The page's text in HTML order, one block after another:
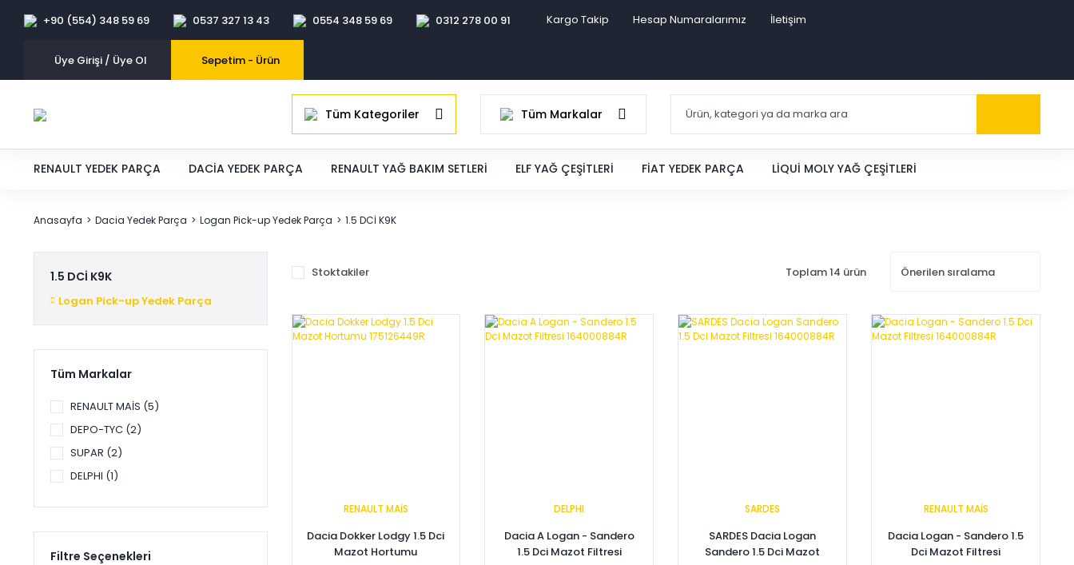
+90 (554) 348 59 69 0537 327 13 43 0554 348 59 69 0312 278 00 91 Kargo Takip Hesap Numaralarımız İletişim
Üye Girişi / Üye Ol Sepetim - Ürün
Tüm Kategoriler Tüm Markalar
RENAULT YEDEK PARÇA DACIA YEDEK PARÇA RENAULT YAĞ BAKIM SETLERI ELF YAĞ ÇEŞITLERI FIAT YEDEK PARÇA LIQUI MOLY YAĞ ÇEŞITLERI
Anasayfa Dacia Yedek Parça Logan Pick-up Yedek Parça 1.5 DCİ K9K
1.5 DCİ K9K
Logan Pick-up Yedek Parça
Tüm Markalar
RENAULT MAİS (5)
DEPO-TYC (2)
SUPAR (2)
DELPHI (1)
Filtre Seçenekleri
Stoktakiler Toplam 14 ürün
RENAULT MAİS
Dacia Dokker Lodgy 1.5 Dci
Mazot Hortumu
DELPHI
Dacia A Logan - Sandero
1.5 Dci Mazot Filtresi
SARDES
SARDES Dacia Logan
Sandero 1.5 Dci Mazot
RENAULT MAİS
Dacia Logan - Sandero 1.5
Dci Mazot Filtresi